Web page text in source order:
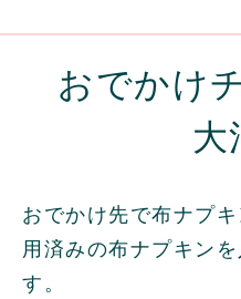
おでかけ
大
おでかけ先で布ナプ
用済みの布ナプキン
す。